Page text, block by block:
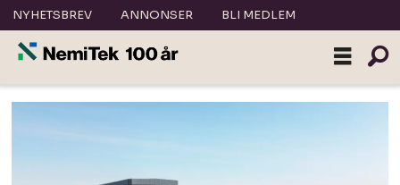
NYHETSBREV ANNONSER BLI MEDLEM